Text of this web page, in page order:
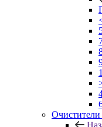
Очистители